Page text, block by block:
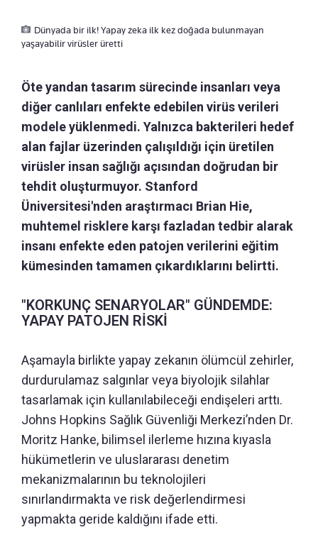
Dünyada bir ilk! Yapay zeka ilk kez doğada bulunmayan
yaşayabilir virüsler üretti
Öte yandan tasarım sürecinde insanları veya
diğer canlıları enfekte edebilen virüs verileri
modele yüklenmedi. Yalnızca bakterileri hedef
alan fajlar üzerinden çalışıldığı için üretilen
virüsler insan sağlığı açısından doğrudan bir
tehdit oluşturmuyor. Stanford
Üniversitesi'nden araştırmacı Brian Hie,
muhtemel risklere karşı fazladan tedbir alarak
insanı enfekte eden patojen verilerini eğitim
kümesinden tamamen çıkardıklarını belirtti.
"KORKUNÇ SENARYOLAR" GÜNDEMDE:
YAPAY PATOJEN RİSKİ
Aşamayla birlikte yapay zekanın ölümcül zehirler,
durdurulamaz salgınlar veya biyolojik silahlar
tasarlamak için kullanılabileceği endişeleri arttı.
Johns Hopkins Sağlık Güvenliği Merkezi’nden Dr.
Moritz Hanke, bilimsel ilerleme hızına kıyasla
hükümetlerin ve uluslararası denetim
mekanizmalarının bu teknolojileri
sınırlandırmakta ve risk değerlendirmesi
yapmakta geride kaldığını ifade etti.